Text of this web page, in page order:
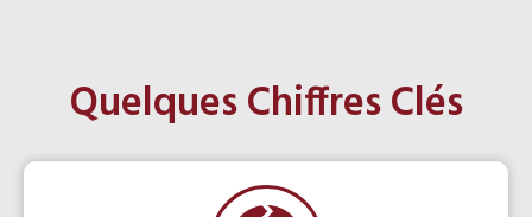
Quelques Chiffres Clés